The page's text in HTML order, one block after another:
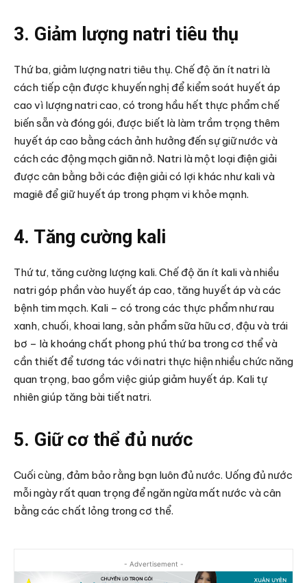
3. Giảm lượng natri tiêu thụ
Thứ ba, giảm lượng natri tiêu thụ. Chế độ ăn ít natri là
cách tiếp cận được khuyến nghị để kiểm soát huyết áp
cao vì lượng natri cao, có trong hầu hết thực phẩm chế
biến sẵn và đóng gói, được biết là làm trầm trọng thêm
huyết áp cao bằng cách ảnh hưởng đến sự giữ nước và
cách các động mạch giãn nở. Natri là một loại điện giải
được cân bằng bởi các điện giải có lợi khác như kali và
magiê để giữ huyết áp trong phạm vi khỏe mạnh.
4. Tăng cường kali
Thứ tư, tăng cường lượng kali. Chế độ ăn ít kali và nhiều
natri góp phần vào huyết áp cao, tăng huyết áp và các
bệnh tim mạch. Kali – có trong các thực phẩm như rau
xanh, chuối, khoai lang, sản phẩm sữa hữu cơ, đậu và trái
bơ – là khoáng chất phong phú thứ ba trong cơ thể và
cần thiết để tương tác với natri thực hiện nhiều chức năng
quan trọng, bao gồm việc giúp giảm huyết áp. Kali tự
nhiên giúp tăng bài tiết natri.
5. Giữ cơ thể đủ nước
Cuối cùng, đảm bảo rằng bạn luôn đủ nước. Uống đủ nước
mỗi ngày rất quan trọng để ngăn ngừa mất nước và cân
bằng các chất lỏng trong cơ thể.
- Advertisement -